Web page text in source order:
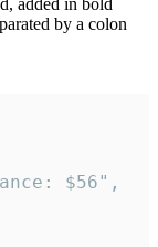
added in bold
by a colon
$56",